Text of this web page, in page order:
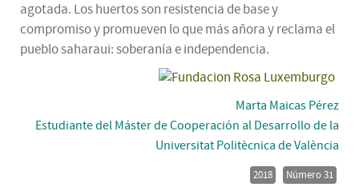
agotada. Los huertos son resistencia de base y
compromiso y promueven lo que más añora y reclama el
pueblo saharaui: soberanía e independencia.
Marta Maicas Pérez
Estudiante del Máster de Cooperación al Desarrollo de la
Universitat Politècnica de València
2018 Número 31